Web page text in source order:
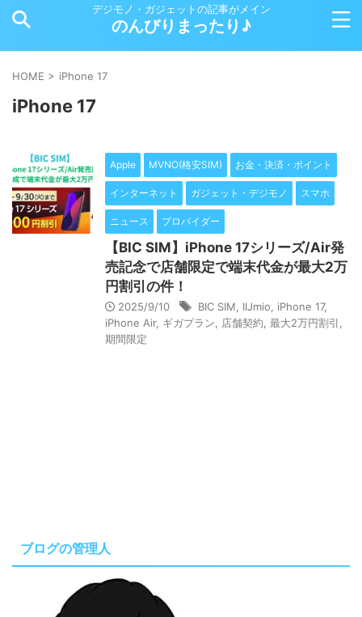
デジモノ・ガジェットの記事がメイン
のんびりまったり♪
HOME > iPhone 17
iPhone 17
Apple MVNO(格安SIM) お金・決済・ポイント
インターネット ガジェット・デジモノ スマホ
ニュース プロバイダー
【BIC SIM】iPhone 17シリーズ/Air発
売記念で店舗限定で端末代金が最大2万
円割引の件！
2025/9/10 BIC SIM IIJmio iPhone 17,
iPhone Air, ギガプラン 店舗契約 最大2万円割引
期間限定
ブログの管理人